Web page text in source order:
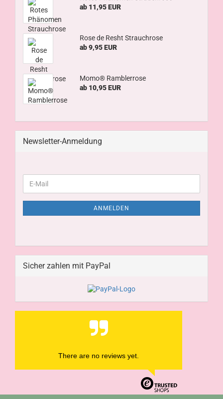
ab 11,95 EUR
Rose de Resht Strauchrose
ab 9,95 EUR
Momo® Ramblerrose
ab 10,95 EUR
Newsletter-Anmeldung
ANMELDEN
Sicher zahlen mit PayPal
There are no reviews yet.